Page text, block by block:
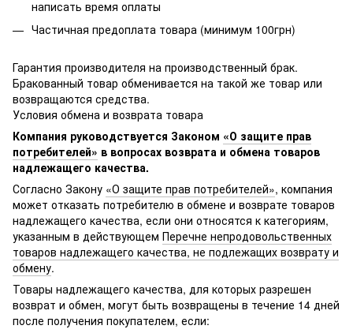
написать время оплаты
Частичная предоплата товара (минимум 100грн)
Гарантия производителя на производственный брак.
Бракованный товар обменивается на такой же товар или
возвращаются средства.
Условия обмена и возврата товара
Компания руководствуется Законом «О защите прав
потребителей» в вопросах возврата и обмена товаров
надлежащего качества.
Согласно Закону «О защите прав потребителей», компания
может отказать потребителю в обмене и возврате товаров
надлежащего качества, если они относятся к категориям,
указанным в действующем Перечне непродовольственных
товаров надлежащего качества, не подлежащих возврату и
обмену.
Товары надлежащего качества, для которых разрешен
возврат и обмен, могут быть возвращены в течение 14 дней
после получения покупателем, если: